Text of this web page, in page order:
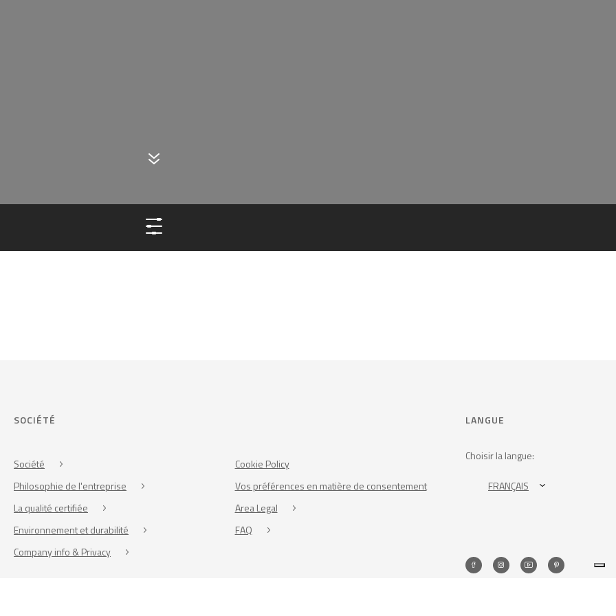
SOCIÉTÉ
Société
Philosophie de l'entreprise
La qualité certifiée
Environnement et durabilité
Company info & Privacy
Cookie Policy
Vos préférences en matière de consentement
Area Legal
FAQ
LANGUE
Choisir la langue:
FRANÇAIS